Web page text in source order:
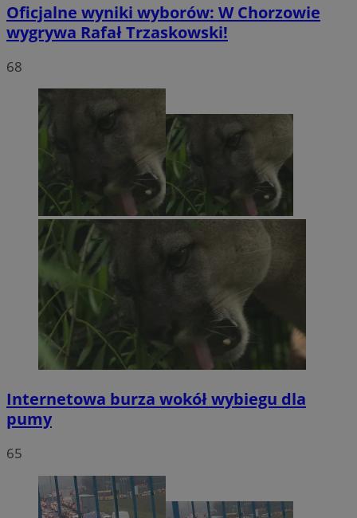
Oficjalne wyniki wyborów: W Chorzowie
wygrywa Rafał Trzaskowski!
68
Internetowa burza wokół wybiegu dla
pumy
65